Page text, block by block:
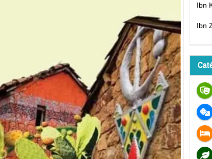
Ibn
Ibn